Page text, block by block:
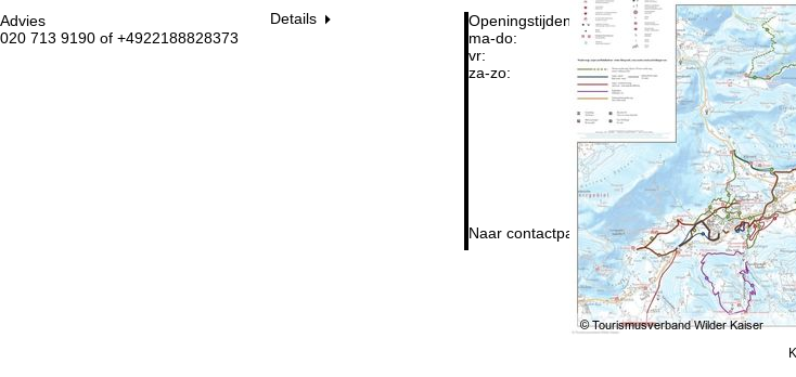
Advies
020 713 9190 of +4922188828373
Openingstijden
ma-do:
09:00-17:00
vr:
09:00-14:00
za-zo:
gesloten
Naar contactpagina
Advies
Details